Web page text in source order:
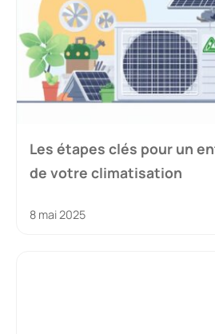
Les étapes clés pour un
de votre climatisation
8 mai 2025